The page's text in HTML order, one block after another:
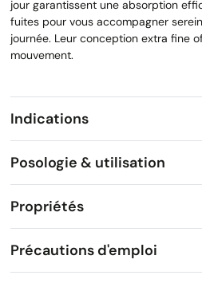
jour garantissent une absorption
fuites pour vous accompagner
journée. Leur conception extra fine
mouvement.
Indications
Posologie & utilisation
Propriétés
Précautions d'emploi